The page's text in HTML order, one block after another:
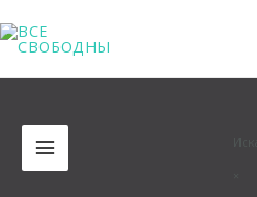
к
содержимому
MAIN